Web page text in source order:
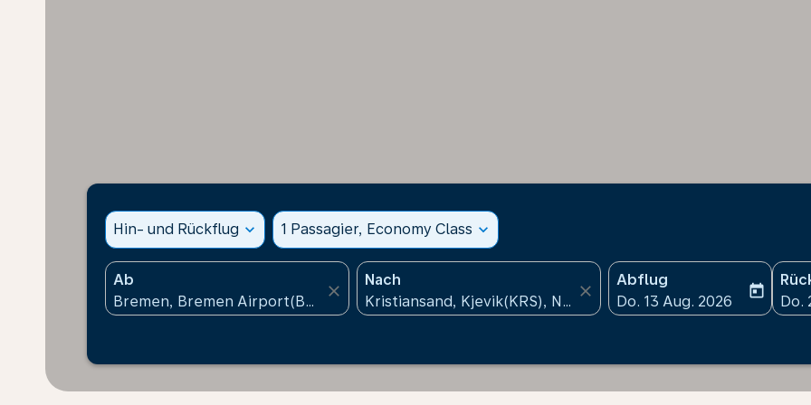
Hin- und Rückflug expand_more 1 Passagier, Economy Class expand_more
Ab
close
Nach
close
Abflug
fc-booking-departure-
Do. 13 Aug. 2026
today
fc-
Do.